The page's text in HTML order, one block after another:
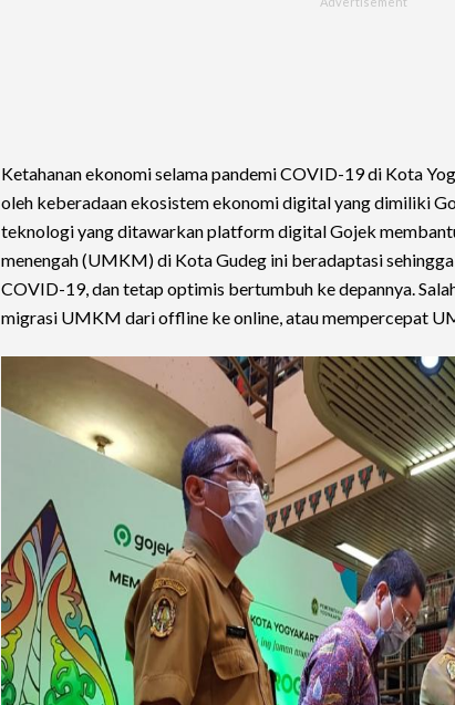
Ketahanan ekonomi selama pandemi COVID-19 di Kota
oleh keberadaan ekosistem ekonomi digital yang dimiliki
teknologi yang ditawarkan platform digital Gojek
menengah (UMKM) di Kota Gudeg ini beradaptasi
COVID-19, dan tetap optimis bertumbuh ke depannya.
migrasi UMKM dari offline ke online, atau mempercepat